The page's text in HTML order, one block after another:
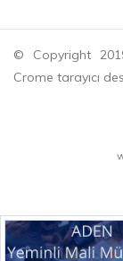
© Copyright
Crome tarayıcı